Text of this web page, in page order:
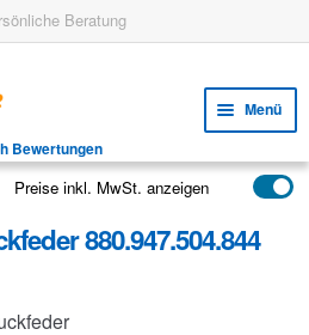
Beratung
Menü
Bewertungen
Preise inkl. MwSt. anzeigen
880.947.504.844